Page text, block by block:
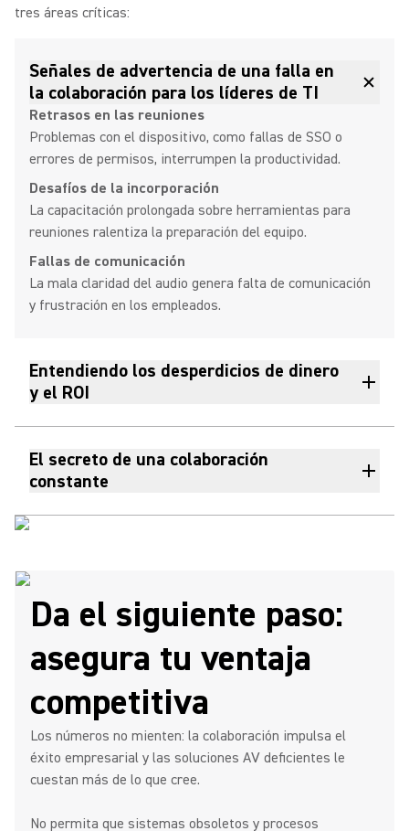
tres áreas críticas:
Señales de advertencia de una falla en
la colaboración para los líderes de TI
Retrasos en las reuniones
Problemas con el dispositivo, como fallas de SSO o
errores de permisos, interrumpen la productividad.
Desafíos de la incorporación
La capacitación prolongada sobre herramientas para
reuniones ralentiza la preparación del equipo.
Fallas de comunicación
La mala claridad del audio genera falta de comunicación
y frustración en los empleados.
Entendiendo los desperdicios de dinero
y el ROI
El secreto de una colaboración
constante
Da el siguiente paso:
asegura tu ventaja
competitiva
Los números no mienten: la colaboración impulsa el
éxito empresarial y las soluciones AV deficientes le
cuestan más de lo que cree.
No permita que sistemas obsoletos y procesos